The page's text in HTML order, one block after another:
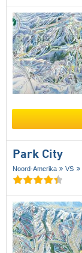
Park City
Noord-Amerika VS